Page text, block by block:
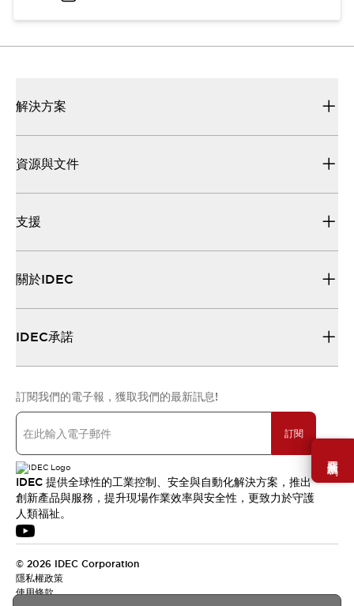
需要幫助嗎？
解決方案
資源與文件
支援
關於IDEC
IDEC承諾
訂閱我們的電子報，獲取我們的最新訊息!
訂閱
IDEC 提供全球性的工業控制、安全與自動化解決方案，推出
創新產品與服務，提升現場作業效率與安全性，更致力於守護
人類福祉。
© 2026 IDEC Corporation
隱私權政策
使用條款